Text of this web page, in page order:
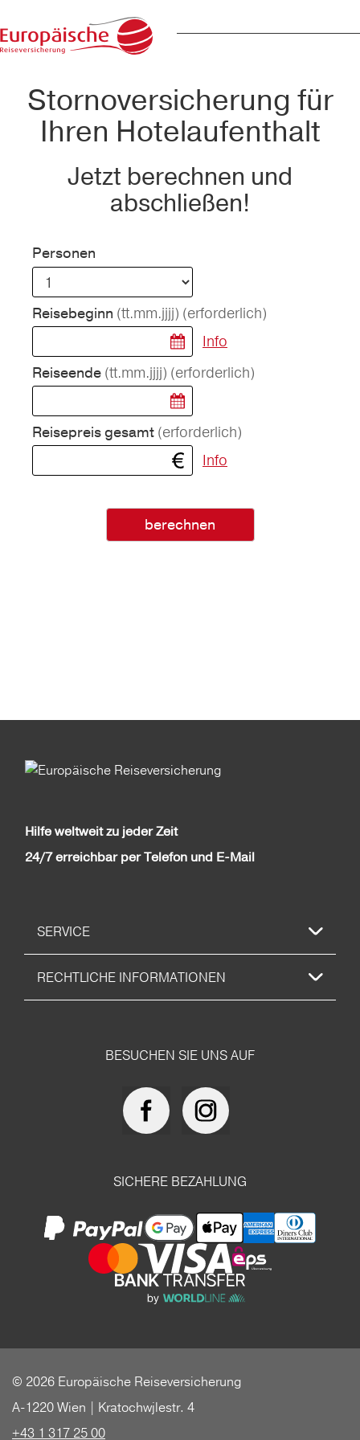
Stornoversicherung für
Ihren Hotelaufenthalt
Jetzt berechnen und
abschließen!
Personen
Reisebeginn (tt.mm.jjjj) (erforderlich)
Info
Reiseende (tt.mm.jjjj) (erforderlich)
Reisepreis gesamt (erforderlich)
Info
berechnen
Hilfe weltweit zu jeder Zeit
24/7 erreichbar per Telefon und E-Mail
SERVICE
RECHTLICHE INFORMATIONEN
BESUCHEN SIE UNS AUF
SICHERE BEZAHLUNG
© 2026 Europäische Reiseversicherung
A-1220 Wien | Kratochwjlestr. 4
+43 1 317 25 00